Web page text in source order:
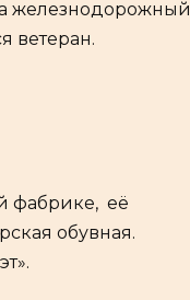
железнодорожный
ветеран.
фабрике, её
обувная.